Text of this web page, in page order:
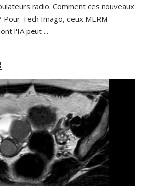
radio. Comment ces nouveaux
Tech Imago, deux MERM
l'IA peut ...